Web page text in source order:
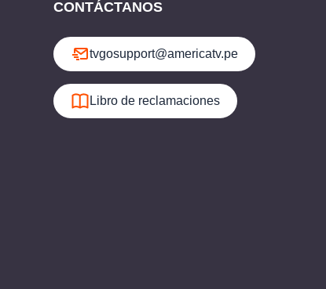
CONTÁCTANOS
tvgosupport@americatv.pe
Libro de reclamaciones